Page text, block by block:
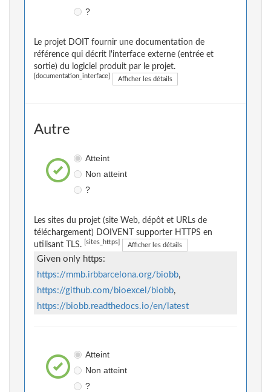
?
Le projet DOIT fournir une documentation de
référence qui décrit l'interface externe (entrée et
sortie) du logiciel produit par le projet.
[documentation_interface] Afficher les détails
Autre
Atteint
Non atteint
?
Les sites du projet (site Web, dépôt et URLs de
téléchargement) DOIVENT supporter HTTPS en
utilisant TLS.
[sites_https] Afficher les détails
Given only https:
https://mmb.irbbarcelona.org/biobb,
https://github.com/bioexcel/biobb,
https://biobb.readthedocs.io/en/latest
Atteint
Non atteint
?